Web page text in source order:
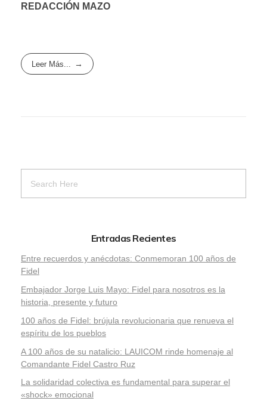
REDACCIÓN MAZO
Leer Más...
Entradas Recientes
Entre recuerdos y anécdotas: Conmemoran 100 años de
Fidel
Embajador Jorge Luis Mayo: Fidel para nosotros es la
historia, presente y futuro
100 años de Fidel: brújula revolucionaria que renueva el
espíritu de los pueblos
A 100 años de su natalicio: LAUICOM rinde homenaje al
Comandante Fidel Castro Ruz
La solidaridad colectiva es fundamental para superar el
«shock» emocional